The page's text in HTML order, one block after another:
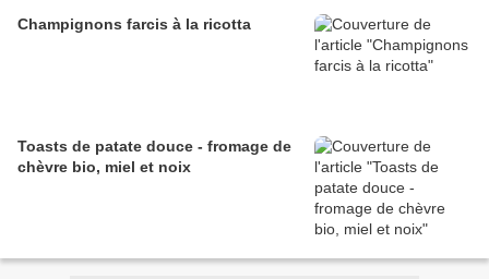
Champignons farcis à la ricotta
Toasts de patate douce - fromage de
chèvre bio, miel et noix